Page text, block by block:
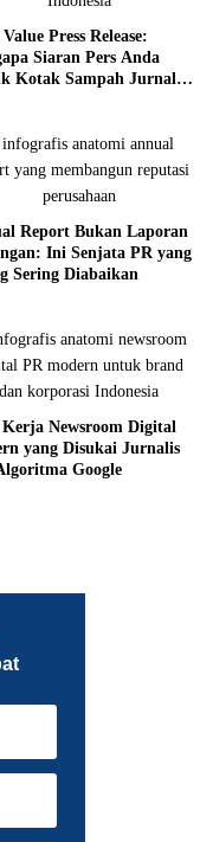
Value Press Release:
Siaran Pers Anda
Kotak Sampah Jurnalis
Report Bukan Laporan
Ini Senjata PR yang
Sering Diabaikan
Newsroom Digital
yang Disukai Jurnalis
Google